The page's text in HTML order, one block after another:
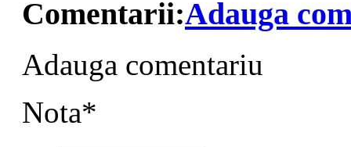
Comentarii:Adauga
Adauga comentariu
Nota*